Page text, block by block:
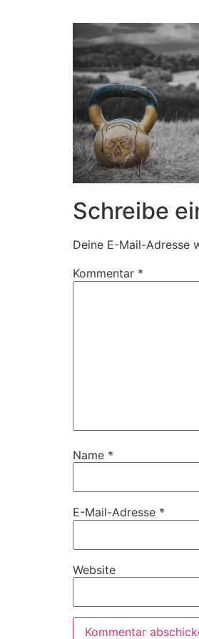
Schreibe
Deine E-Mail-Adresse
Kommentar *
Name *
E-Mail-Adresse *
Website